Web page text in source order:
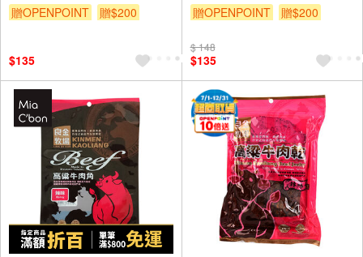
贈OPENPOINT
贈$200
$135
贈OPENPOINT
贈$200
$ 148
$135